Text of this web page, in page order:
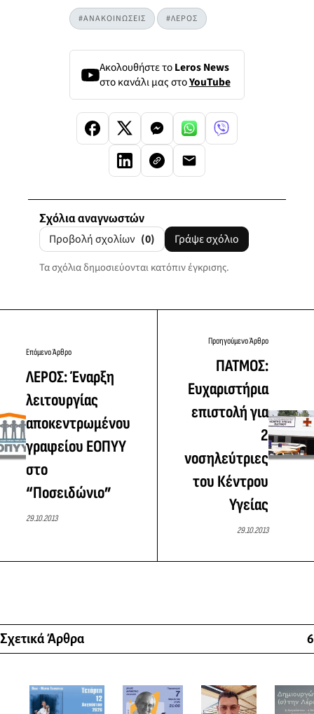
#ΑΝΑΚΟΙΝΩΣΕΙΣ #ΛΕΡΟΣ
Ακολουθήστε τοLeros News
στο κανάλι μας στοYouTube
Σχόλια αναγνωστών
Προβολή σχολίων (0) Γράψε σχόλιο
Τα σχόλια δημοσιεύονται κατόπιν έγκρισης.
Επόμενο Άρθρο
ΛΕΡΟΣ: Έναρξη
λειτουργίας
αποκεντρωμένου
γραφείου ΕΟΠΥΥ
στο
“Ποσειδώνιο”
29.10.2013
Προηγούμενο Άρθρο
ΠΑΤΜΟΣ:
Ευχαριστήρια
επιστολή για
2
νοσηλεύτριες
του Κέντρου
Υγείας
29.10.2013
Σχετικά Άρθρα 6